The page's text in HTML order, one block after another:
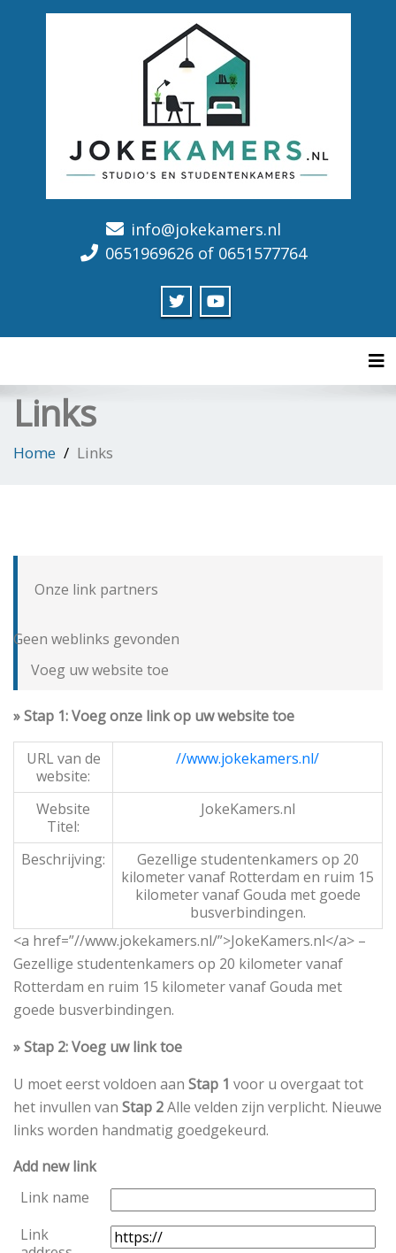
info@jokekamers.nl
0651969626 of 0651577764
Links
Home Links
Onze link partners
Geen weblinks gevonden
Voeg uw website toe
» Stap 1: Voeg onze link op uw website toe
URL van de
website:
//www.jokekamers.nl/
Website
Titel:
JokeKamers.nl
Beschrijving:
Gezellige studentenkamers op 20
kilometer vanaf Rotterdam en ruim 15
kilometer vanaf Gouda met goede
busverbindingen.
<a href=”//www.jokekamers.nl/”>JokeKamers.nl</a> –
Gezellige studentenkamers op 20 kilometer vanaf
Rotterdam en ruim 15 kilometer vanaf Gouda met
goede busverbindingen.
» Stap 2: Voeg uw link toe
U moet eerst voldoen aan Stap 1 voor u overgaat tot
het invullen van Stap 2Alle velden zijn verplicht. Nieuwe
links worden handmatig goedgekeurd.
Add new link
Link name
Link